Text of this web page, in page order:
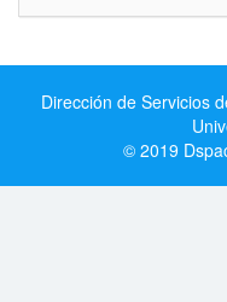
Dirección de Servicios
© 2019